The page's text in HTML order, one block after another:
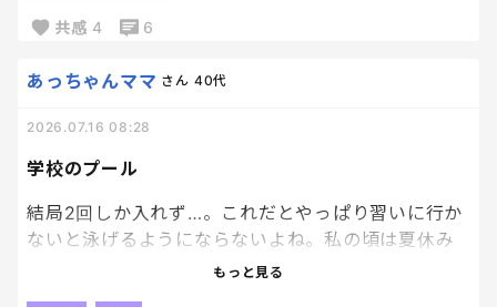
早く2学期はじまらないかなぁ🥹
共感 4 6
学校のプール
あっちゃんママ さん 40代
2026.07.16 08:28
結局2回しか入れず…。これだとやっぱり習いに行か
ないと泳げるようにならないよね。私の頃は夏休み
も学校でプール教室あったけど今はないし。習いの
もっと見る